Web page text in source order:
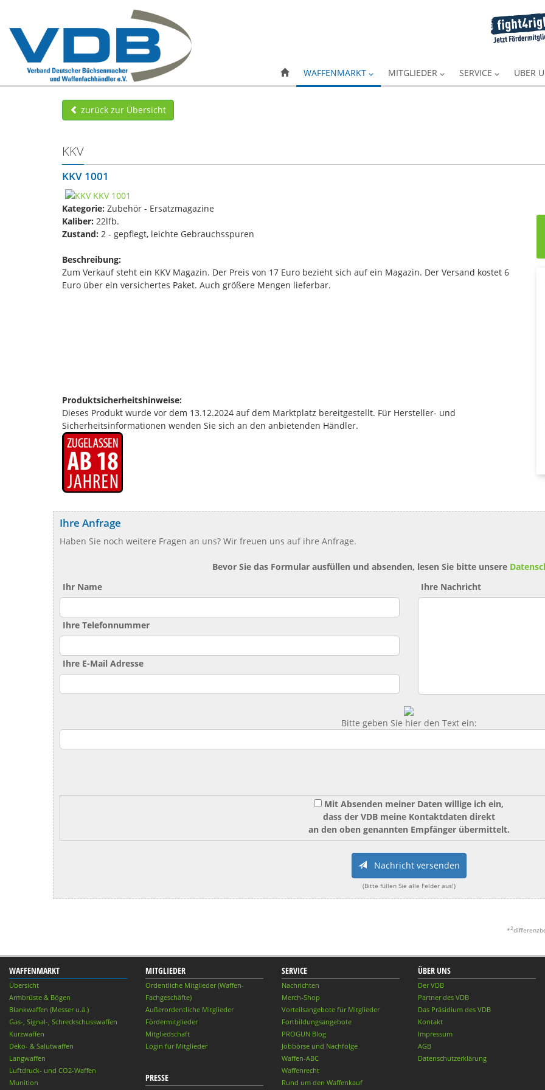
WAFFENMARKT MITGLIEDER SERVICE ÜBER
zurück zur Übersicht
KKV
KKV 1001
Kategorie: Zubehör - Ersatzmagazine
Kaliber: 22lfb.
Zustand: 2 - gepflegt, leichte Gebrauchsspuren
Beschreibung:
Zum Verkauf steht ein KKV Magazin. Der Preis von 17 Euro bezieht sich auf ein Magazin. Der Versand kostet 6
Euro über ein versichertes Paket. Auch größere Mengen lieferbar.
Produktsicherheitshinweise:
Dieses Produkt wurde vor dem 13.12.2024 auf dem Marktplatz bereitgestellt. Für Hersteller- und
Sicherheitsinformationen wenden Sie sich an den anbietenden Händler.
Ihre Anfrage
Haben Sie noch weitere Fragen an uns? Wir freuen uns auf ihre Anfrage.
Bevor Sie das Formular ausfüllen und absenden, lesen Sie bitte unsere
Ihr Name
Ihre Telefonnummer
Ihre E-Mail Adresse
Ihre Nachricht
Bitte geben Sie hier den Text ein:
Mit Absenden meiner Daten willige ich ein,
dass der VDB meine Kontaktdaten direkt
an den oben genannten Empfänger übermittelt.
Nachricht versenden
(Bitte füllen Sie alle Felder aus!)
*2
WAFFENMARKT
Übersicht
Armbrüste & Bögen
Blankwaffen (Messer u.ä.)
Gas-, Signal-, Schreckschusswaffen
Kurzwaffen
Deko- & Salutwaffen
Langwaffen
Luftdruck- und CO2-Waffen
Munition
MITGLIEDER
Ordentliche Mitglieder (Waffen-
Fachgeschäfte)
Außerordentliche Mitglieder
Fördermitglieder
Mitgliedschaft
Login für Mitglieder
PRESSE
SERVICE
Nachrichten
Merch-Shop
Vorteilsangebote für Mitglieder
Fortbildungsangebote
PROGUN Blog
Jobbörse und Nachfolge
Waffen-ABC
Waffenrecht
Rund um den Waffenkauf
ÜBER UNS
Der VDB
Partner des VDB
Das Präsidium des VDB
Kontakt
Impressum
AGB
Datenschutzerklärung